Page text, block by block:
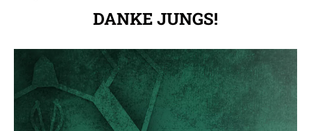
DANKE JUNGS!